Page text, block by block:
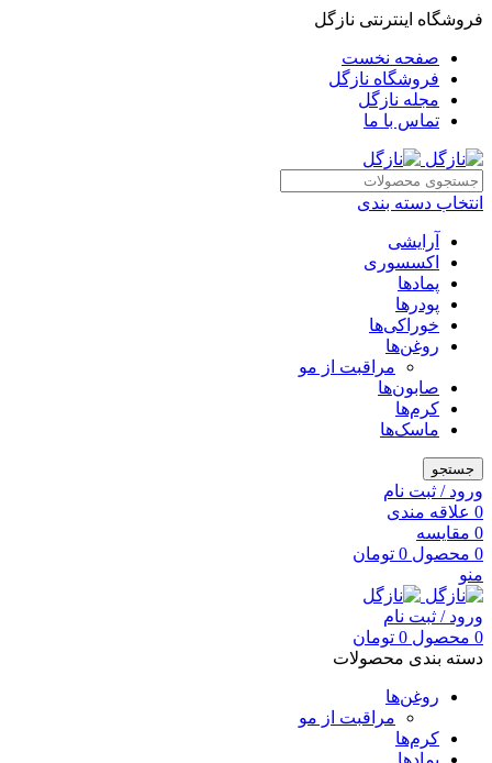
فروشگاه اینترنتی نازگل
صفحه نخست
فروشگاه نازگل
مجله نازگل
تماس با ما
انتخاب دسته بندی
آرایشی
اکسسوری
پمادها
پودرها
خوراکی‌ها
روغن‌ها
مراقبت از مو
صابون‌ها
کرم‌ها
ماسک‌ها
جستجو
ورود / ثبت نام
0 علاقه مندی
0 مقایسه
0 محصول 0 تومان
منو
ورود / ثبت نام
0 محصول 0 تومان
دسته بندی محصولات
روغن‌ها
مراقبت از مو
کرم‌ها
پمادها